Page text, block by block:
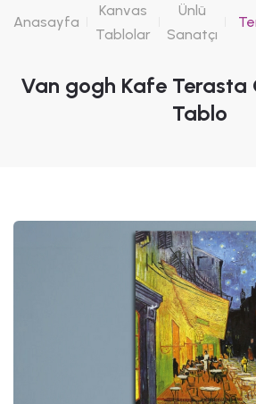
Anasayfa
Kanvas
Tablolar
Ünlü
Sanatçı
Van gogh Kafe Terasta
Tablo